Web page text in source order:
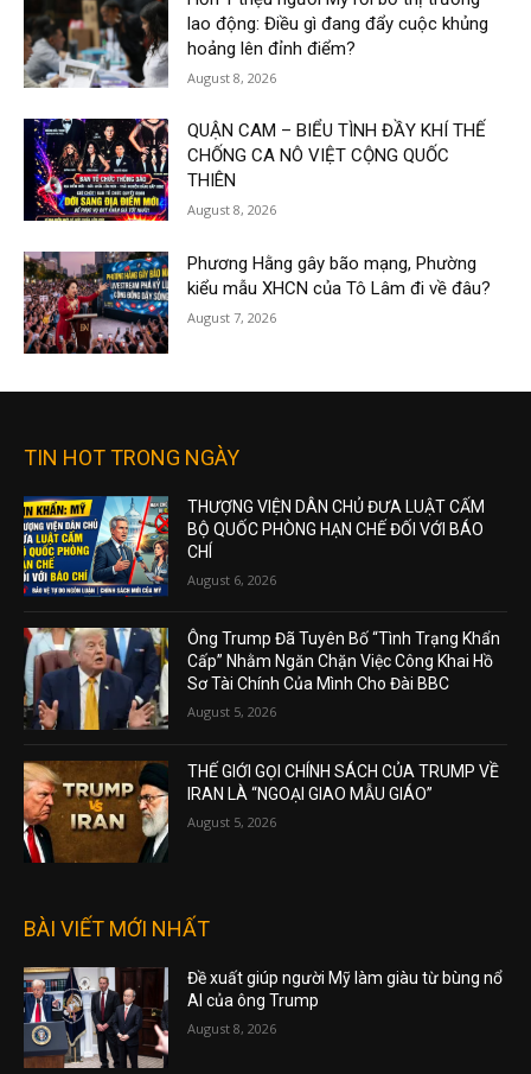
lao động: Điều gì đang đẩy cuộc khủng
hoảng lên đỉnh điểm?
August 8, 2026
QUẬN CAM – BIỂU TÌNH ĐẦY KHÍ THẾ
CHỐNG CA NÔ VIỆT CỘNG QUỐC
THIÊN
August 8, 2026
Phương Hằng gây bão mạng, Phường
kiểu mẫu XHCN của Tô Lâm đi về đâu?
August 7, 2026
TIN HOT TRONG NGÀY
THƯỢNG VIỆN DÂN CHỦ ĐƯA LUẬT CẤM
BỘ QUỐC PHÒNG HẠN CHẾ ĐỐI VỚI BÁO
CHÍ
August 6, 2026
Ông Trump Đã Tuyên Bố “Tình Trạng Khẩn
Cấp” Nhằm Ngăn Chặn Việc Công Khai Hồ
Sơ Tài Chính Của Mình Cho Đài BBC
August 5, 2026
THẾ GIỚI GỌI CHÍNH SÁCH CỦA TRUMP VỀ
IRAN LÀ “NGOẠI GIAO MẪU GIÁO”
August 5, 2026
BÀI VIẾT MỚI NHẤT
Đề xuất giúp người Mỹ làm giàu từ bùng nổ
AI của ông Trump
August 8, 2026